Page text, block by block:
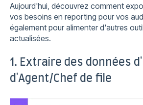
Aujourd'hui, découvrez comment
vos besoins en reporting pour vos
également pour alimenter d'autres
actualisées.
1. Extraire des données
d'Agent/Chef de file